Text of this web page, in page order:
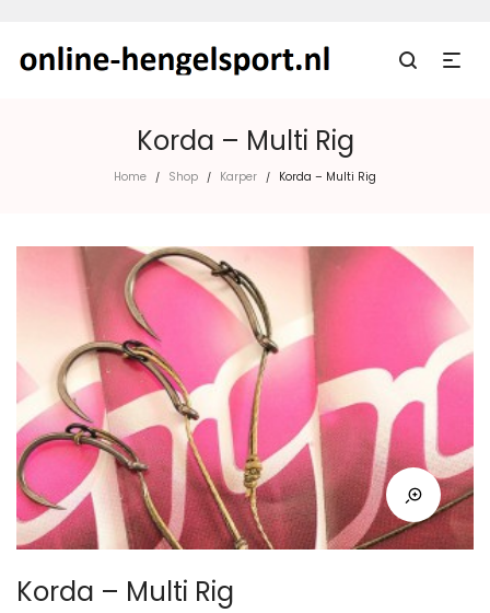
Korda – Multi Rig
Home / Shop / Karper / Korda – Multi Rig
Korda – Multi Rig